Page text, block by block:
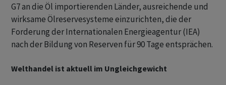
G7 an die Öl importierenden Länder, ausreichende und
wirksame Ölreservesysteme einzurichten, die der
Forderung der Internationalen Energieagentur (IEA)
nach der Bildung von Reserven für 90 Tage entsprächen.
Welthandel ist aktuell im Ungleichgewicht